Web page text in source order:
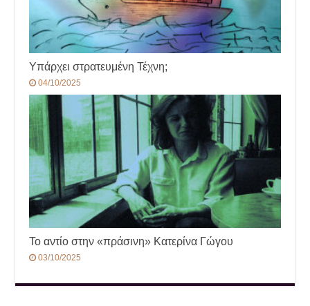
Υπάρχει στρατευμένη Τέχνη;
04/10/2025
Το αντίο στην «πράσινη» Κατερίνα Γώγου
03/10/2025